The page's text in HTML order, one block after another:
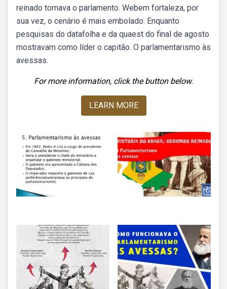
reinado tornava o parlamento. Webem fortaleza, por
sua vez, o cenário é mais embolado. Enquanto
pesquisas do datafolha e da quaest do final de agosto
mostravam como líder o capitão. O parlamentarismo às
avessas.
For more information, click the button below.
LEARN MORE